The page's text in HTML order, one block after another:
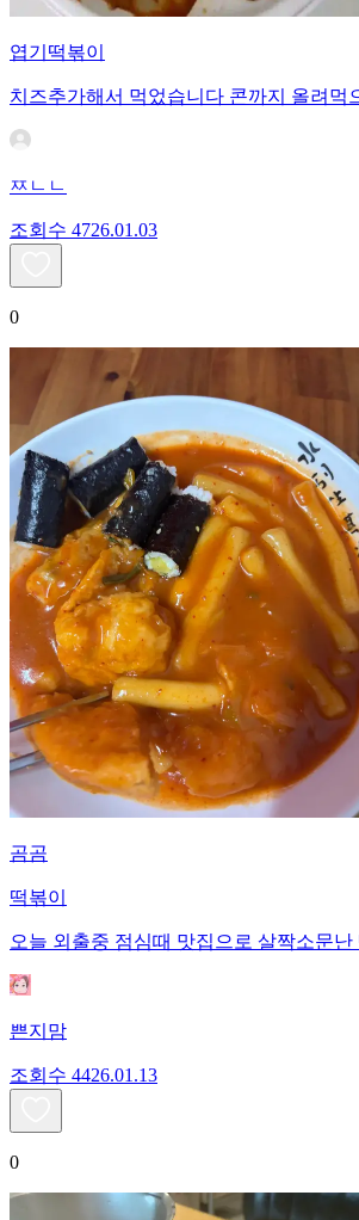
엽기떡볶이
치즈추가해서 먹었습니다 콘까지 올려
ㅉㄴㄴ
조회수 4726.01.03
0
곰곰
떡볶이
오늘 외출중 점심때 맛집으로 살짝소문
쁜지맘
조회수 4426.01.13
0